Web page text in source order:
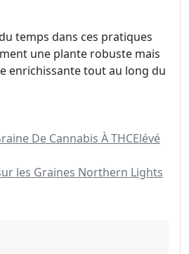
temps dans ces pratiques
une plante robuste mais
enrichissante tout au long du
De Cannabis À THCElévé
les Graines Northern Lights